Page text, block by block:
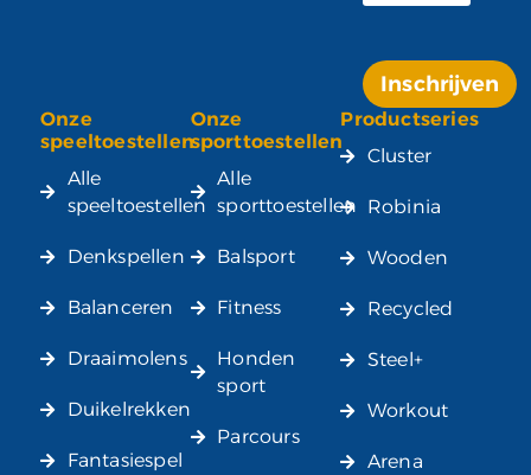
Inschrijven
Alternative:
Onze
speeltoestellen
Alle
speeltoestellen
Denkspellen
Balanceren
Draaimolens
Duikelrekken
Fantasiespel
Onze
sporttoestellen
Alle
sporttoestellen
Balsport
Fitness
Honden
sport
Parcours
Productseries
Cluster
Robinia
Wooden
Recycled
Steel+
Workout
Arena